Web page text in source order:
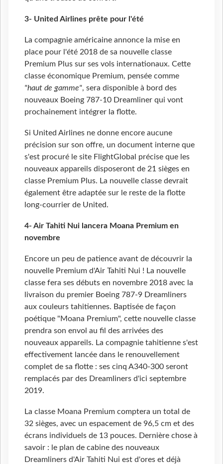
3- United Airlines prête pour l'été
La compagnie américaine annonce la mise en
place pour l'été 2018 de sa nouvelle classe
Premium Plus sur ses vols internationaux. Cette
classe économique Premium, pensée comme
"haut de gamme", sera disponible à bord des
nouveaux Boeing 787-10 Dreamliner qui vont
prochainement intégrer la flotte.
Si United Airlines ne donne encore aucune
précision sur son offre, un document interne que
s'est procuré le site FlightGlobal précise que les
nouveaux appareils disposeront de 21 sièges en
classe Premium Plus. La nouvelle classe devrait
également être adaptée sur le reste de la flotte
long-courrier de United.
4- Air Tahiti Nui lancera Moana Premium en
novembre
Encore un peu de patience avant de découvrir la
nouvelle Premium d'Air Tahiti Nui ! La nouvelle
classe fera ses débuts en novembre 2018 avec la
livraison du premier Boeing 787-9 Dreamliners
aux couleurs tahitiennes. Baptisée de façon
poétique "Moana Premium", cette nouvelle classe
prendra son envol au fil des arrivées des
nouveaux appareils. La compagnie tahitienne s'est
effectivement lancée dans le renouvellement
complet de sa flotte : ses cinq A340-300 seront
remplacés par des Dreamliners d'ici septembre
2019.
La classe Moana Premium comptera un total de
32 sièges, avec un espacement de 96,5 cm et des
écrans individuels de 13 pouces. Dernière chose à
savoir : le plan de cabine des nouveaux
Dreamliners d'Air Tahiti Nui est d'ores et déjà